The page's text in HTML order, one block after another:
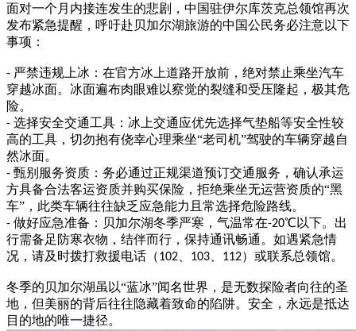
面对一个月内接连发生的悲剧，中国驻伊尔库茨克总领馆再次
发布紧急提醒，呼吁赴贝加尔湖旅游的中国公民务必注意以下
事项：
- 严禁违规上冰：在官方冰上道路开放前，绝对禁止乘坐汽车
穿越冰面。冰面遍布肉眼难以察觉的裂缝和受压隆起，极其危
险。
- 选择安全交通工具：冰上交通应优先选择气垫船等安全性较
高的工具，切勿抱有侥幸心理乘坐“老司机”驾驶的车辆穿越自
然冰面。
- 甄别服务资质：务必通过正规渠道预订交通服务，确认承运
方具备合法客运资质并购买保险，拒绝乘坐无运营资质的“黑
车”，此类车辆往往缺乏应急能力且常选择危险路线。
- 做好应急准备：贝加尔湖冬季严寒，气温常在-20℃以下。出
行需备足防寒衣物，结伴而行，保持通讯畅通。如遇紧急情
况，请及时拨打救援电话（102 103 112）或联系总领馆。
冬季的贝加尔湖虽以“蓝冰”闻名世界，是无数探险者向往的圣
地，但美丽的背后往往隐藏着致命的陷阱。安全，永远是抵达
目的地的唯一捷径。